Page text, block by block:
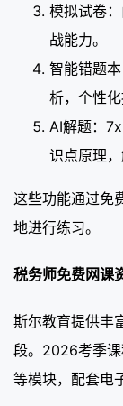
模拟试卷
战能力。
智能错题
析，个性化
AI解题：
识点原理，
这些功能通过免
地进行练习。
税务师免费网课
斯尔教育提供丰
段。2026考季
等模块，配套电